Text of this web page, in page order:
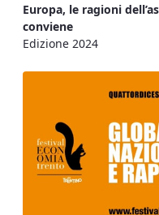
Europa, le ragioni
conviene
Edizione 2024